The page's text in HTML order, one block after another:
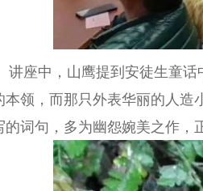
中，山鹰提到安徒生童话
本领，而那只外表华丽的人造
的词句，多为幽怨婉美之作，